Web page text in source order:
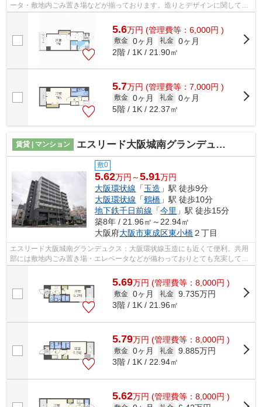
ータ・敷地内ごみ置き場などが揃っております。造りとデザインに関して、
5.6万円 (管理費等：6,000円 )
敷金 0ヶ月 礼金 0ヶ月
2階 / 1K / 21.90㎡
5.7万円 (管理費等：7,000円 )
敷金 0ヶ月 礼金 0ヶ月
5階 / 1K / 22.37㎡
賃貸 | マンション エスリード大阪城南グランデュクス
敷0
5.62万円～5.91万円
大阪環状線 「玉造 」駅 徒歩9分
大阪環状線 「鶴橋 」駅 徒歩10分
地下鉄千日前線 「今里 」駅 徒歩15分
築8年 / 21.96㎡～22.94㎡
大阪府大阪市東成区東小橋２丁目
エスリード大阪城南グランデュクス：大阪環状線玉造にも近くて便利。共用
部には敷地内ごみ置き場・エレベータなどが備わっておりとても充実してい
ます。2駅利用可能でアクセスの良いマ...
5.69万円 (管理費等：8,000円 )
敷金 0ヶ月 礼金 9.735万円
3階 / 1K / 21.96㎡
5.79万円 (管理費等：8,000円 )
敷金 0ヶ月 礼金 9.885万円
3階 / 1K / 22.94㎡
5.62万円 (管理費等：8,000円 )